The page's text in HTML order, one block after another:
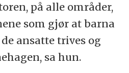
på alle områder,
som gjør at barna
ansatte trives og
sa hun.